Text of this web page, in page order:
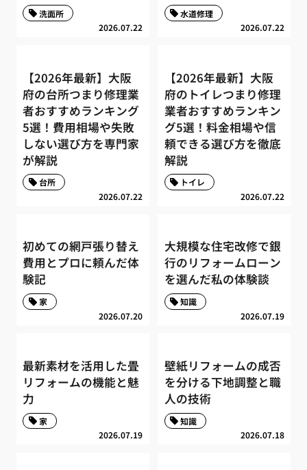
2026.07.22
洗面所
2026.07.22
水道修理
【2026年最新】大阪
府の台所つまり修理業
者おすすめランキング
5選！費用相場や失敗
しない選び方を専門家
が解説
2026.07.22
台所
【2026年最新】大阪
府のトイレつまり修理
業者おすすめランキン
グ5選！料金相場や信
頼できる選び方を徹底
解説
2026.07.22
トイレ
初めての網戸張り替え
費用とプロに頼んだ体
験記
2026.07.20
家
大規模な住宅改修で銀
行のリフォームローン
を選んだ私の体験談
2026.07.19
知識
最新素材を活用した畳
リフォームの機能と魅
力
2026.07.19
家
壁紙リフォームの成否
を分ける下地調整と職
人の技術
2026.07.18
知識